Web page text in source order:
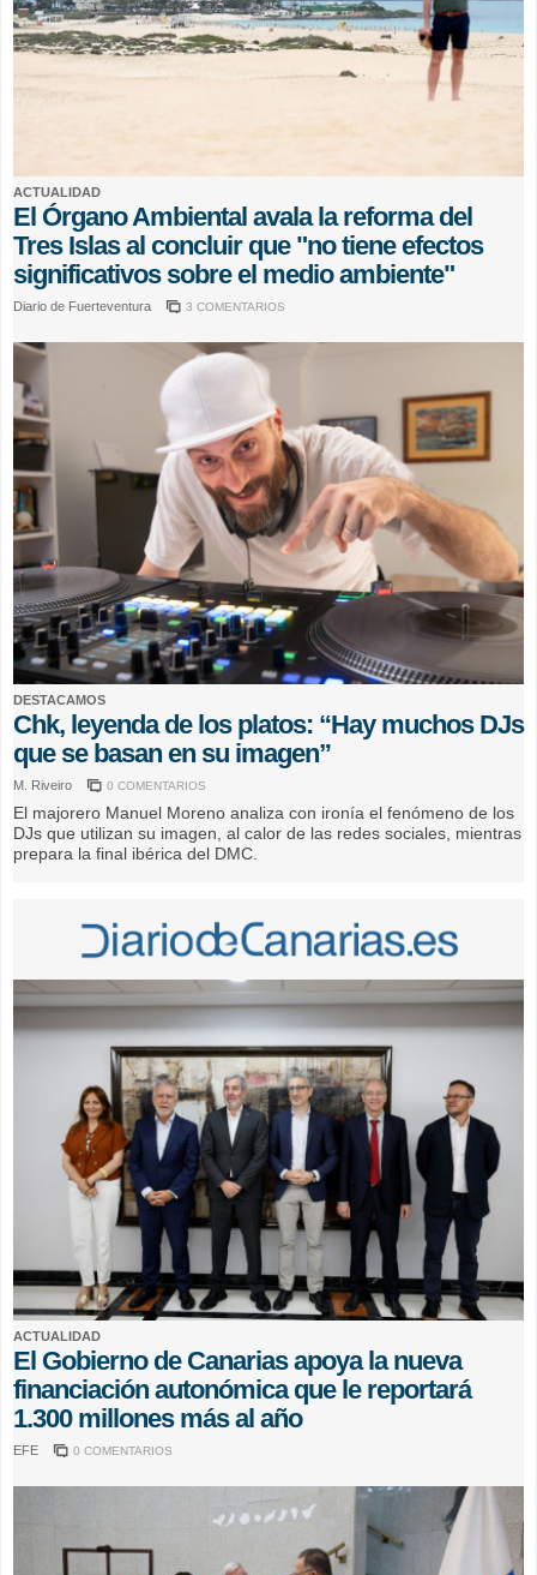
ACTUALIDAD
El Órgano Ambiental avala la reforma del
Tres Islas al concluir que "no tiene efectos
significativos sobre el medio ambiente"
Diario de Fuerteventura 3 COMENTARIOS
DESTACAMOS
Chk, leyenda de los platos: “Hay muchos DJs
que se basan en su imagen”
M. Riveiro 0 COMENTARIOS
El majorero Manuel Moreno analiza con ironía el fenómeno de los
DJs que utilizan su imagen, al calor de las redes sociales, mientras
prepara la final ibérica del DMC.
ACTUALIDAD
El Gobierno de Canarias apoya la nueva
financiación autonómica que le reportará
1.300 millones más al año
EFE 0 COMENTARIOS